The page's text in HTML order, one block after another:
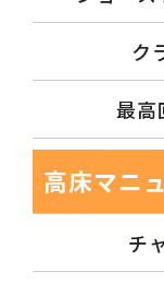
ク
最
高床マニ
チ